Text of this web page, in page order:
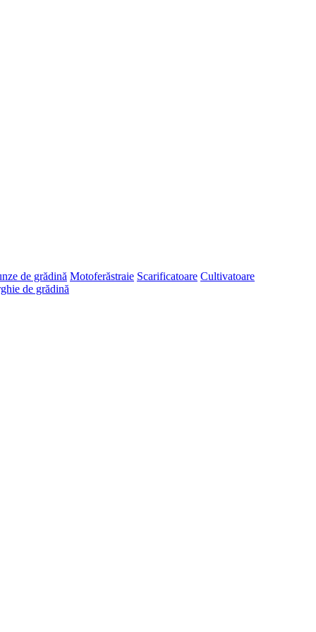
de grădină Motoferăstraie Scarificatoare Cultivatoare
de grădină